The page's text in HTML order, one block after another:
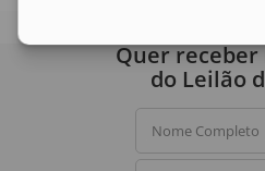
Quer receber
do Leilão
Nome Completo